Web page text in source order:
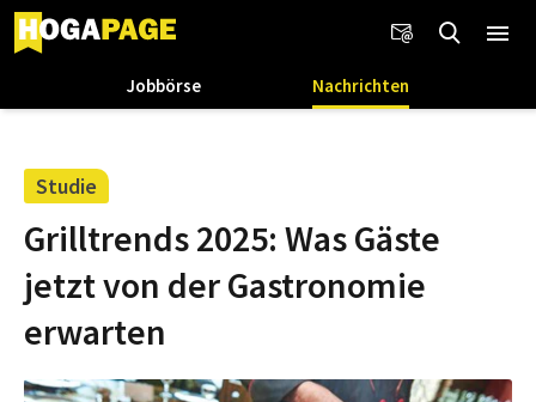
Jobbörse Nachrichten
Studie
Grilltrends 2025: Was Gäste
jetzt von der Gastronomie
erwarten